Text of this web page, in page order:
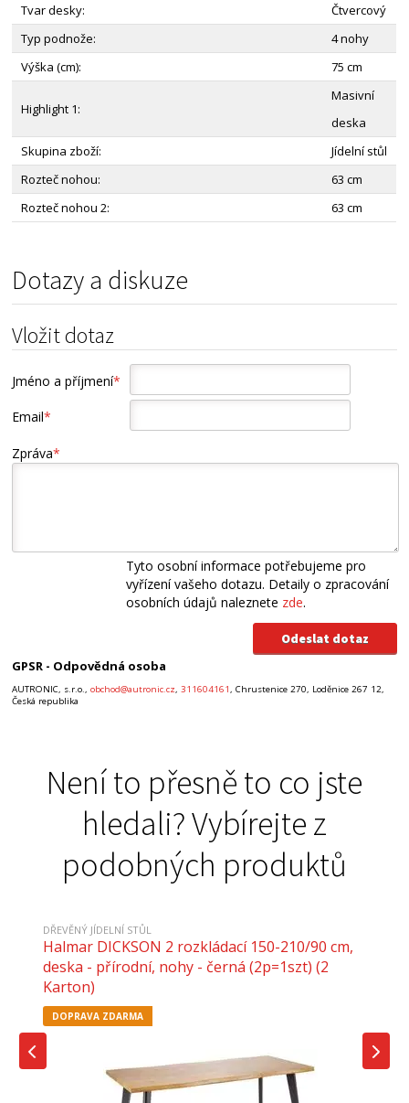
Tvar desky:
Čtvercový
Typ podnože:
4 nohy
Výška (cm):
75 cm
Highlight 1:
Masivní
deska
Skupina zboží:
Jídelní stůl
Rozteč nohou:
63 cm
Rozteč nohou 2:
63 cm
Dotazy a diskuze
Vložit dotaz
Jméno a příjmení*
Email*
Zpráva*
Tyto osobní informace potřebujeme pro
vyřízení vašeho dotazu. Detaily o zpracování
osobních údajů naleznete zde.
GPSR - Odpovědná osoba
AUTRONIC, s.r.o.,obchod@autronic.cz,311604161, Chrustenice 270, Loděnice 267 12,
Česká republika
Není to přesně to co jste
hledali? Vybírejte z
podobných produktů
DŘEVĚNÝ JÍDELNÍ STŮL
Halmar DICKSON 2 rozkládací 150-210/90 cm,
deska - přírodní, nohy - černá (2p=1szt) (2
Karton)
DOPRAVA ZDARMA